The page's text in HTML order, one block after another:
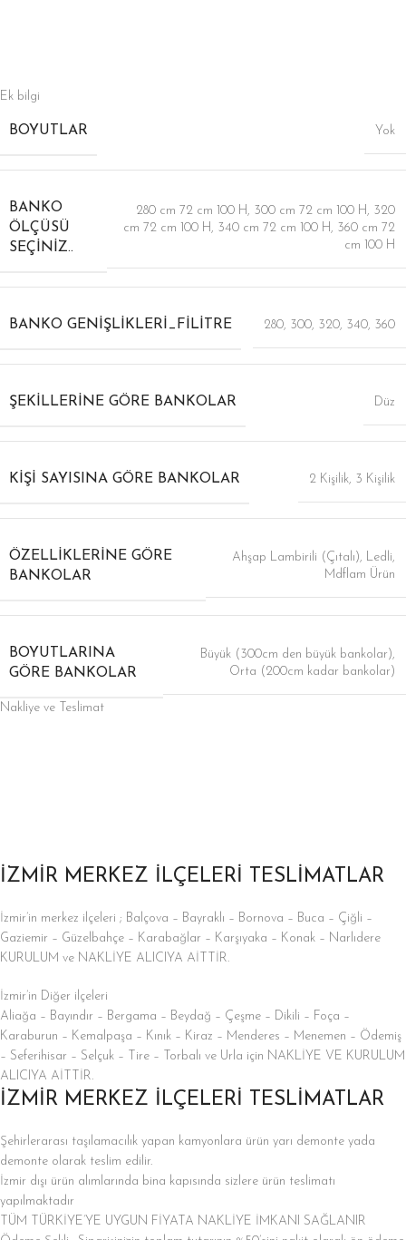
Ek bilgi
BOYUTLAR Yok
BANKO
ÖLÇÜSÜ
SEÇINIZ..
280 cm 72 cm 100 H , 300 cm 72 cm 100 H , 320
cm 72 cm 100 H , 340 cm 72 cm 100 H , 360 cm 72
cm 100 H
BANKO GENIŞLIKLERI_FILITRE 280, 300, 320, 340, 360
ŞEKILLERINE GÖRE BANKOLAR Düz
KIŞI SAYISINA GÖRE BANKOLAR 2 Kişilik, 3 Kişilik
ÖZELLIKLERINE GÖRE
BANKOLAR
Ahşap Lambirili (Çıtalı), Ledli,
Mdflam Ürün
BOYUTLARINA
GÖRE BANKOLAR
Büyük (300cm den büyük bankolar),
Orta (200cm kadar bankolar)
Nakliye ve Teslimat
İZMİR MERKEZ İLÇELERİ TESLİMATLAR
İzmir’in merkez ilçeleri ; Balçova – Bayraklı – Bornova – Buca – Çiğli –
Gaziemir – Güzelbahçe – Karabağlar – Karşıyaka – Konak – Narlıdere
KURULUM ve NAKLİYE ALICIYA AİTTİR.
İzmir’in Diğer ilçeleri
Aliağa – Bayındır – Bergama – Beydağ – Çeşme – Dikili – Foça –
Karaburun – Kemalpaşa – Kınık – Kiraz – Menderes – Menemen – Ödemiş
– Seferihisar – Selçuk – Tire – Torbalı ve Urla için NAKLİYE VE KURULUM
ALICIYA AİTTİR.
İZMİR MERKEZ İLÇELERİ TESLİMATLAR
Şehirlerarası taşılamacılık yapan kamyonlara ürün yarı demonte yada
demonte olarak teslim edilir.
İzmir dışı ürün alımlarında bina kapısında sizlere ürün teslimatı
yapılmaktadır
TÜM TÜRKİYE’YE UYGUN FİYATA NAKLİYE İMKANI SAĞLANIR